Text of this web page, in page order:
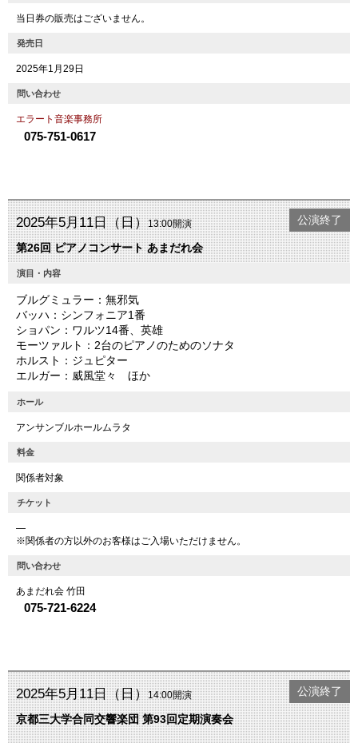
当日券の販売はございません。
発売日
2025年1月29日
問い合わせ
エラート音楽事務所
075-751-0617
2025年5月11日（日）13:00開演
第26回 ピアノコンサート あまだれ会
公演終了
演目・内容
ブルグミュラー：無邪気
バッハ：シンフォニア1番
ショパン：ワルツ14番、英雄
モーツァルト：2台のピアノのためのソナタ
ホルスト：ジュピター
エルガー：威風堂々 ほか
ホール
アンサンブルホールムラタ
料金
関係者対象
チケット
―
※関係者の方以外のお客様はご入場いただけません。
問い合わせ
あまだれ会 竹田
075-721-6224
2025年5月11日（日）14:00開演
京都三大学合同交響楽団 第93回定期演奏会
公演終了